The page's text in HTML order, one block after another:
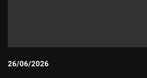
26/06/2026